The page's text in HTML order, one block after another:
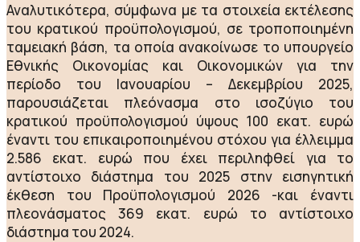
Αναλυτικότερα, σύμφωνα με τα στοιχεία εκτέλεσης
του κρατικού προϋπολογισμού, σε τροποποιημένη
ταμειακή βάση, τα οποία ανακοίνωσε το υπουργείο
Εθνικής Οικονομίας και Οικονομικών για την
περίοδο του Ιανουαρίου – Δεκεμβρίου 2025,
παρουσιάζεται πλεόνασμα στο ισοζύγιο του
κρατικού προϋπολογισμού ύψους 100 εκατ. ευρώ
έναντι του επικαιροποιημένου στόχου για έλλειμμα
2.586 εκατ. ευρώ που έχει περιληφθεί για το
αντίστοιχο διάστημα του 2025 στην εισηγητική
έκθεση του Προϋπολογισμού 2026 -και έναντι
πλεονάσματος 369 εκατ. ευρώ το αντίστοιχο
διάστημα του 2024.